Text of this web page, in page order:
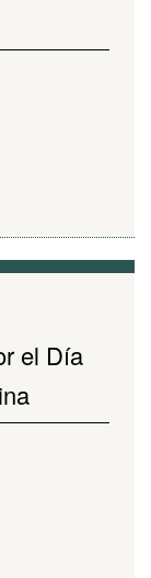
el Día